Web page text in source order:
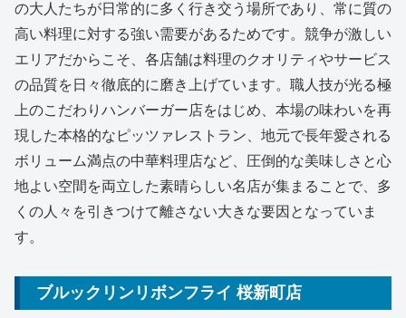
の大人たちが日常的に多く行き交う場所であり、常に質の
高い料理に対する強い需要があるためです。競争が激しい
エリアだからこそ、各店舗は料理のクオリティやサービス
の品質を日々徹底的に磨き上げています。職人技が光る極
上のこだわりハンバーガー店をはじめ、本場の味わいを再
現した本格的なピッツァレストラン、地元で長年愛される
ボリューム満点の中華料理店など、圧倒的な美味しさと心
地よい空間を両立した素晴らしい名店が集まることで、多
くの人々を引きつけて離さない大きな要因となっていま
す。
ブルックリンリボンフライ 桜新町店